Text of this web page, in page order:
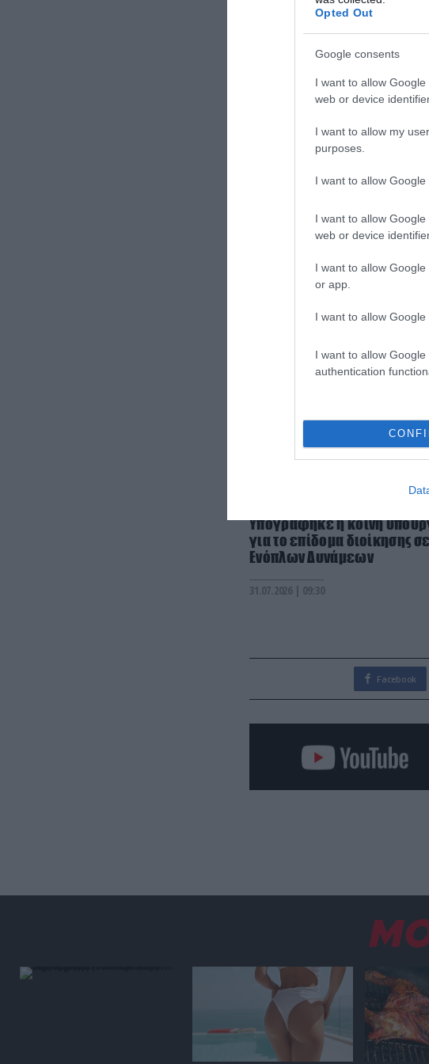
Opted Out
Google consents
I want to allow
web or device
I want to allow my
purposes.
I want to allow
I want to allow
web or device
I want to allow
or app.
I want to allow
I want to allow
authentication
Υπογράφηκε η κοινή
για το επίδομα διοίκησης
Ενόπλων Δυνάμεων
31.07.2026 | 09:30
Facebook